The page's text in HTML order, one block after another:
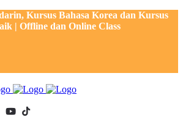
Kursus Bahasa Korea dan Kursus
| Offline dan Online Class